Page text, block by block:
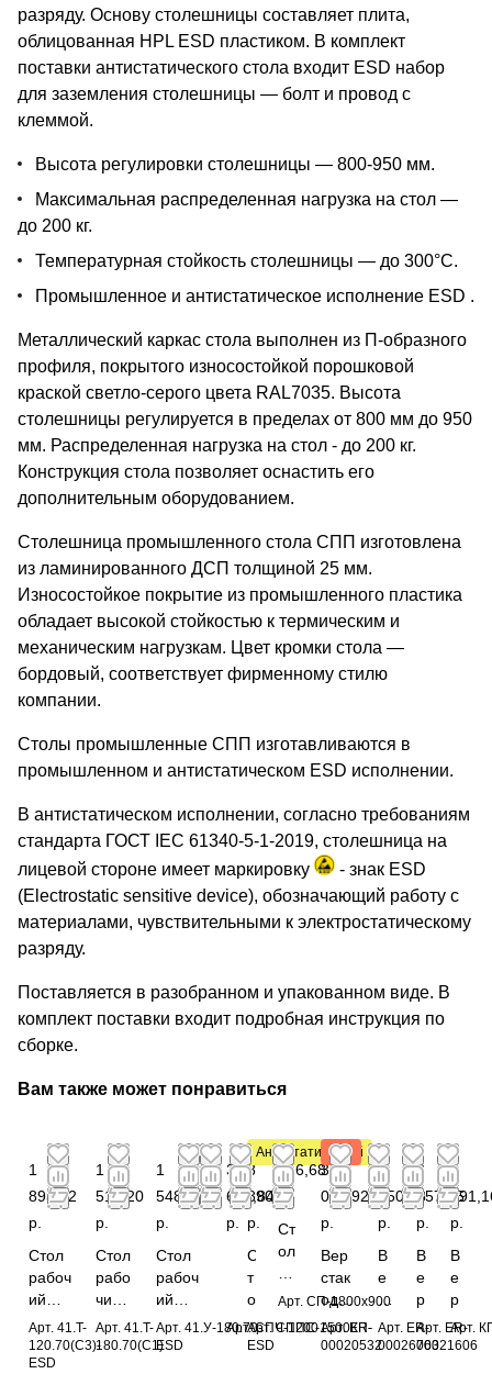
разряду. Основу столешницы составляет плита,
облицованная HPL ESD пластиком. В комплект
поставки антистатического стола входит ESD набор
для заземления столешницы — болт и провод с
клеммой.
Высота регулировки столешницы — 800-950 мм.
Максимальная распределенная нагрузка на стол —
до 200 кг.
Температурная стойкость столешницы — до 300°С.
Промышленное и антистатическое исполнение ESD .
Металлический каркас стола выполнен из П-образного
профиля, покрытого износостойкой порошковой
краской светло-серого цвета RAL7035. Высота
столешницы регулируется в пределах от 800 мм до 950
мм. Распределенная нагрузка на стол - до 200 кг.
Конструкция стола позволяет оснастить его
дополнительным оборудованием.
Столешница промышленного стола СПП изготовлена
из ламинированного ДСП толщиной 25 мм.
Износостойкое покрытие из промышленного пластика
обладает высокой стойкостью к термическим и
механическим нагрузкам. Цвет кромки стола —
бордовый, соответствует фирменному стилю
компании.
Столы промышленные СПП изготавливаются в
промышленном и антистатическом ESD исполнении.
В антистатическом исполнении, согласно требованиям
стандарта ГОСТ IEC 61340-5-1-2019, столешница на
лицевой стороне имеет маркировку
- знак ESD
(Electrostatic sensitive device), обозначающий работу с
материалами, чувствительными к электростатическому
разряду.
Поставляется в разобранном и упакованном виде. В
комплект поставки входит подробная инструкция по
сборке.
Вам также может понравиться
1
893,12
р.
Стол
рабоч
ий
1200х
700
мм
Арт. 41.T-
120.70(С3)-
ESD
1
519,20
р.
Стол
рабо
чий
1800
x700
Арт. 41.T-
180.70(С1)
1
548,48
р.
Стол
рабоч
ий
1800х
700
Арт.41.У-180.70-
ESD
3
681,84
р.
л
Арт.СПЧ-1200
Антистатический
8
890,56
р.
С
т
о
л
С
Арт.СППС-1500КП-
ESD
916,68
р.
Ст
ол
ом
Арт.СП-1800х900
Хит
3
094,92
р.
Вер
стак
одн
отум
бов
Арт.ER-
00020532
4
250,88
р.
В
е
рс
та
к
Арт. ER-
00026763
2
057,76
р.
В
е
р
с
т
Арт. ER-
00021606
1
р.
В
е
р
с
т
Арт.